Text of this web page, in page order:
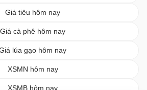
Giá tiêu hôm nay
Giá cà phê hôm nay
lúa gạo hôm nay
XSMN hôm nay
XSMB hôm nay